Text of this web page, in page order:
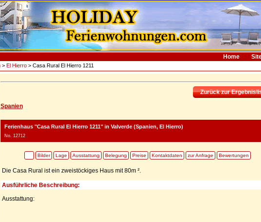
Home
> El Hierro> Casa Rural El Hierro 1211
Zurück zur
Spanien
Ferienhaus "Casa Rural El Hierro 1211"in Valverde (Spanien, El Hierro)
No. 12712
Bilder Lage Ausstattung Belegung Preise Kontaktdaten zur Anfrage Bewertungen
Die Casa Rural ist ein zweistöckiges Haus mit 80m ².
Ausführliche Beschreibung:
Ausstattung: